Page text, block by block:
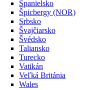
Španielsko
Špicbergy (NOR)
Srbsko
Švajčiarsko
Švédsko
Taliansko
Turecko
Vatikán
Veľká Británia
Wales